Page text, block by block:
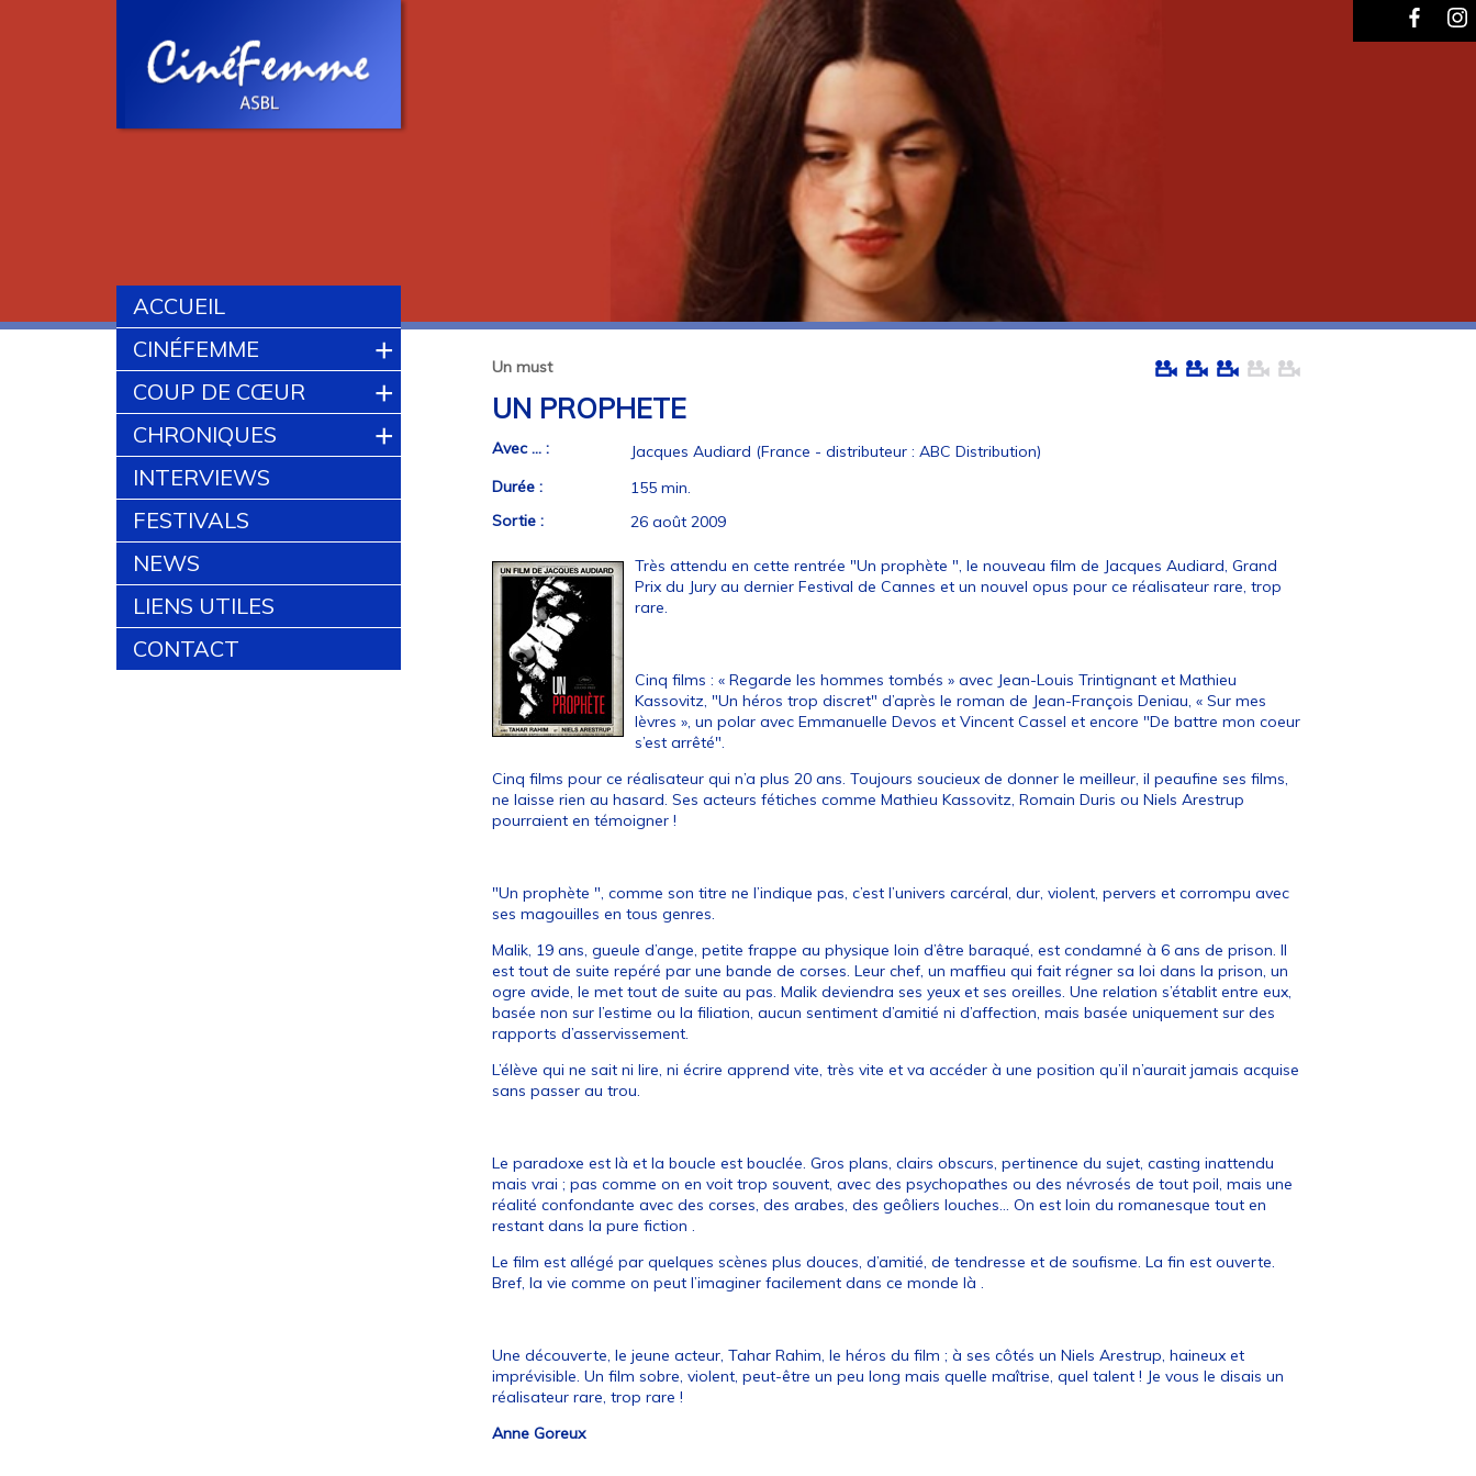
ACCUEIL
CINÉFEMME
+
COUP DE CŒUR +
CHRONIQUES +
INTERVIEWS
FESTIVALS
NEWS
LIENS UTILES
CONTACT
Un must
UN PROPHETE
Avec ... :
Jacques Audiard (France - distributeur : ABC Distribution)
Durée :
155 min.
Sortie :
26 août 2009
Très attendu en cette rentrée "Un prophète ", le nouveau film de Jacques Audiard, Grand
Prix du Jury au dernier Festival de Cannes et un nouvel opus pour ce réalisateur rare, trop
rare.
Cinq films : « Regarde les hommes tombés » avec Jean-Louis Trintignant et Mathieu
Kassovitz, "Un héros trop discret" d’après le roman de Jean-François Deniau, « Sur mes
lèvres », un polar avec Emmanuelle Devos et Vincent Cassel et encore "De battre mon coeur
s’est arrêté".
Cinq films pour ce réalisateur qui n’a plus 20 ans. Toujours soucieux de donner le meilleur, il peaufine ses films,
ne laisse rien au hasard. Ses acteurs fétiches comme Mathieu Kassovitz, Romain Duris ou Niels Arestrup
pourraient en témoigner !
"Un prophète ", comme son titre ne l’indique pas, c’est l’univers carcéral, dur, violent, pervers et corrompu avec
ses magouilles en tous genres.
Malik, 19 ans, gueule d’ange, petite frappe au physique loin d’être baraqué, est condamné à 6 ans de prison. Il
est tout de suite repéré par une bande de corses. Leur chef, un maffieu qui fait régner sa loi dans la prison, un
ogre avide, le met tout de suite au pas. Malik deviendra ses yeux et ses oreilles. Une relation s’établit entre eux,
basée non sur l’estime ou la filiation, aucun sentiment d’amitié ni d’affection, mais basée uniquement sur des
rapports d’asservissement.
L’élève qui ne sait ni lire, ni écrire apprend vite, très vite et va accéder à une position qu’il n’aurait jamais acquise
sans passer au trou.
Le paradoxe est là et la boucle est bouclée. Gros plans, clairs obscurs, pertinence du sujet, casting inattendu
mais vrai ; pas comme on en voit trop souvent, avec des psychopathes ou des névrosés de tout poil, mais une
réalité confondante avec des corses, des arabes, des geôliers louches... On est loin du romanesque tout en
restant dans la pure fiction .
Le film est allégé par quelques scènes plus douces, d’amitié, de tendresse et de soufisme. La fin est ouverte.
Bref, la vie comme on peut l’imaginer facilement dans ce monde là .
Une découverte, le jeune acteur, Tahar Rahim, le héros du film ; à ses côtés un Niels Arestrup, haineux et
imprévisible. Un film sobre, violent, peut-être un peu long mais quelle maîtrise, quel talent ! Je vous le disais un
réalisateur rare, trop rare !
Anne Goreux